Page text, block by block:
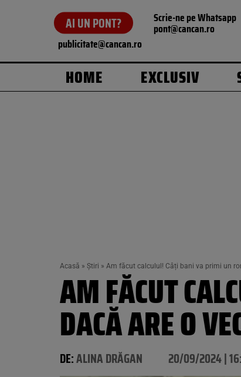
AI UN PONT? Scrie-ne pe Whatsapp
pont@cancan.ro
publicitate@cancan.ro
HOME EXCLUSIV
Acasă » Știri » Am făcut calculul! Câți bani va primi un
AM FĂCUT
DACĂ ARE O
DE:ALINA DRĂGAN 20/09/2024 |